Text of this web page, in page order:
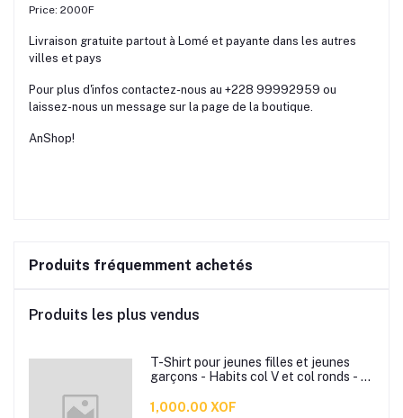
Price: 2000F
Livraison gratuite partout à Lomé et payante dans les autres
villes et pays
Pour plus d'infos contactez-nous au +228 99992959 ou
laissez-nous un message sur la page de la boutique.
AnShop!
Produits fréquemment achetés
Produits les plus vendus
T-Shirt pour jeunes filles et jeunes
garçons - Habits col V et col ronds - T-
1,000.00 XOF